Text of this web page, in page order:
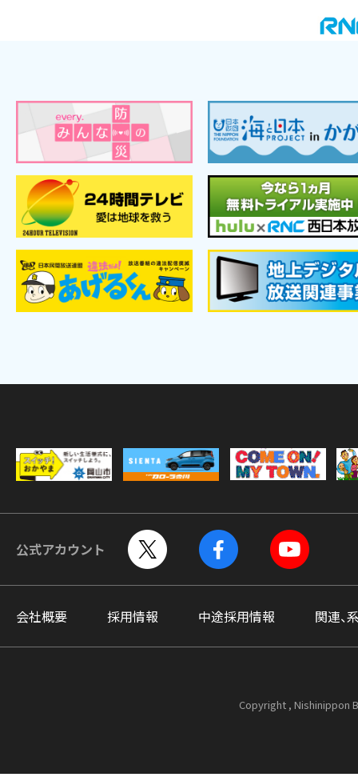
公式アカウント
会社概要 採用情報 中途採用情報 関連、
Copyright , Nishinippon